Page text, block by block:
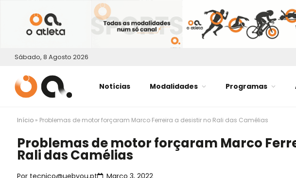
Sábado, 8 Agosto 2026
Notícias Modalidades Programas
Início » Problemas de motor forçaram Marco Ferreira a desistir no Rali das Camélias
Problemas de motor forçaram Marco
Rali das Camélias